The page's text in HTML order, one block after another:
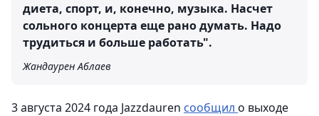
диета, спорт, и, конечно, музыка. Насчет
сольного концерта еще рано думать. Надо
трудиться и больше работать".
Жандаурен Аблаев
3 августа 2024 года Jazzdauren сообщил о выходе